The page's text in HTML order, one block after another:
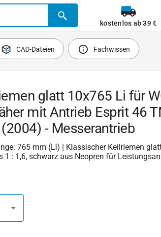
kostenlos ab 39 €
CAD-Dateien Fachwissen
glatt 10x765 Li für
mit Antrieb Esprit 46
- Messerantrieb
765 mm (Li) | Klassischer Keilriemen
1 : 1,6, schwarz aus Neopren für